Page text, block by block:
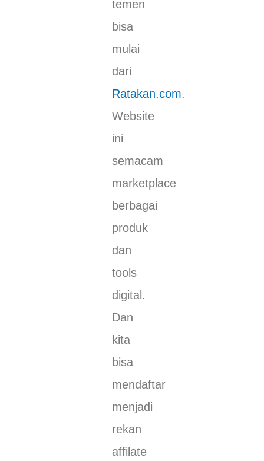
temen
bisa
mulai
dari
Ratakan.com.
Website
ini
semacam
marketplace
berbagai
produk
dan
tools
digital.
Dan
kita
bisa
mendaftar
menjadi
rekan
affilate